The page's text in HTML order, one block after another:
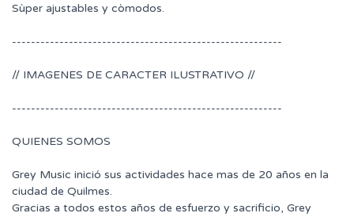
Sùper ajustables y còmodos.
---------------------------------------------------------
// IMAGENES DE CARACTER ILUSTRATIVO //
---------------------------------------------------------
QUIENES SOMOS
Grey Music inició sus actividades hace mas de 20 años en la
ciudad de Quilmes.
Gracias a todos estos años de esfuerzo y sacrificio, Grey